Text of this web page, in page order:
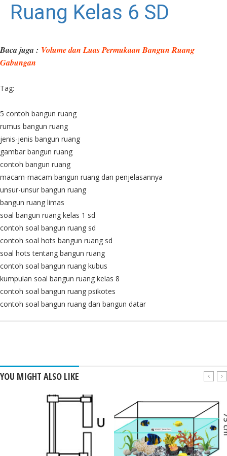
Ruang Kelas 6 SD
Baca juga : Volume dan Luas Permukaan Bangun Ruang
Gabungan
Tag:
5 contoh bangun ruang
rumus bangun ruang
jenis-jenis bangun ruang
gambar bangun ruang
contoh bangun ruang
macam-macam bangun ruang dan penjelasannya
unsur-unsur bangun ruang
bangun ruang limas
soal bangun ruang kelas 1 sd
contoh soal bangun ruang sd
contoh soal hots bangun ruang sd
soal hots tentang bangun ruang
contoh soal bangun ruang kubus
kumpulan soal bangun ruang kelas 8
contoh soal bangun ruang psikotes
contoh soal bangun ruang dan bangun datar
YOU MIGHT ALSO LIKE